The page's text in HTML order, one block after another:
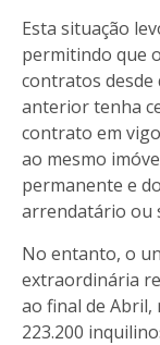
Esta situação
permitindo que
contratos
anterior tenha
contrato em
ao mesmo
permanente e
arrendatário ou
No entanto, o
extraordinária
ao final de Abril,
223.200